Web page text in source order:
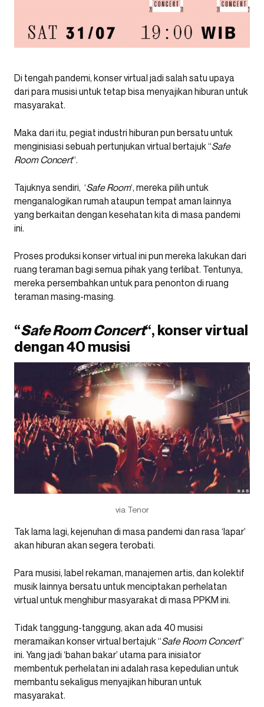
Di tengah pandemi, konser virtual jadi salah satu upaya
dari para musisi untuk tetap bisa menyajikan hiburan untuk
masyarakat.
Maka dari itu, pegiat industri hiburan pun bersatu untuk
menginisiasi sebuah pertunjukan virtual bertajuk “Safe
Room Concert“.
Tajuknya sendiri, ‘Safe Room‘, mereka pilih untuk
menganalogikan rumah ataupun tempat aman lainnya
yang berkaitan dengan kesehatan kita di masa pandemi
ini.
Proses produksi konser virtual ini pun mereka lakukan dari
ruang teraman bagi semua pihak yang terlibat. Tentunya,
mereka persembahkan untuk para penonton di ruang
teraman masing-masing.
“Safe Room Concert“, konser virtual
dengan 40 musisi
via Tenor
Tak lama lagi, kejenuhan di masa pandemi dan rasa ‘lapar’
akan hiburan akan segera terobati.
Para musisi, label rekaman, manajemen artis, dan kolektif
musik lainnya bersatu untuk menciptakan perhelatan
virtual untuk menghibur masyarakat di masa PPKM ini.
Tidak tanggung-tanggung, akan ada 40 musisi
meramaikan konser virtual bertajuk “Safe Room Concert”
ini. Yang jadi ‘bahan bakar’ utama para inisiator
membentuk perhelatan ini adalah rasa kepedulian untuk
membantu sekaligus menyajikan hiburan untuk
masyarakat.